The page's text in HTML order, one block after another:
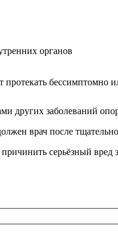
органов
бессимптомно
заболеваний
врач после
серьёзный вред